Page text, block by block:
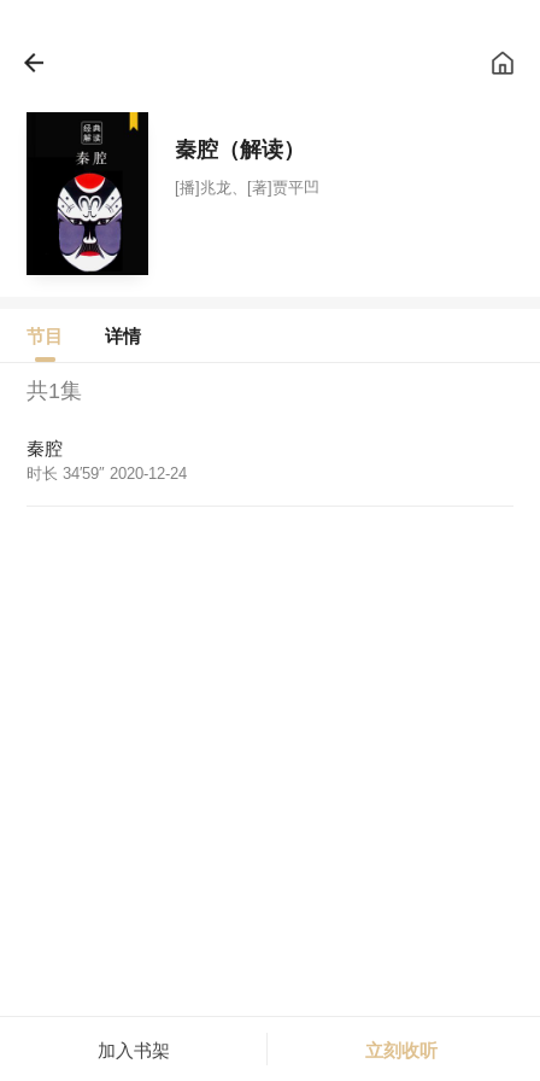
秦腔（解读）
[播]兆龙、[著]贾平凹
节目 详情
共1集
秦腔
时长 34′59″ 2020-12-24
加入书架 立刻收听